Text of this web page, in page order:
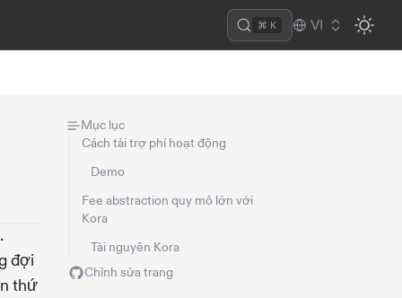
⌘ K VI
đợi
thứ
Mục lục
Cách tài trợ phí hoạt động
Demo
Fee abstraction quy mô lớn với
Kora
Tài nguyên Kora
Chỉnh sửa trang